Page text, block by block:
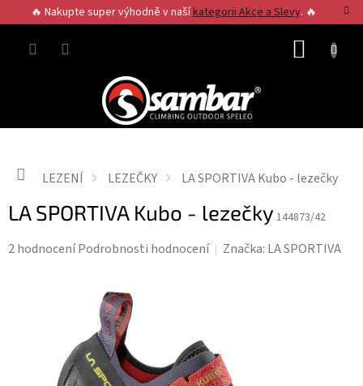
na
obsah
🔥 Nakupte super výhodně v našíkategorii Akce a Slevy. 🔥
Domů
LEZENÍ LEZEČKY LA SPORTIVA Kubo - lezečky
LA SPORTIVA Kubo - lezečky 144873/42
Průměrné
hvězdiček.
2 hodnoceníPodrobnosti hodnocení Značka: LA SPORTIVA